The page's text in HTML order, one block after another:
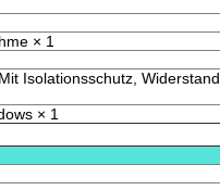
× 1
Isolationsschutz, Widerstand
× 1